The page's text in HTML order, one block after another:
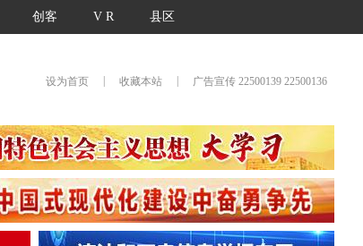
创客 V R 县区
设为首页 收藏本站 广告宣传 22500139 22500136